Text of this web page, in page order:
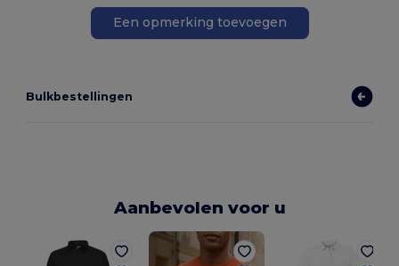
Een opmerking toevoegen
Bulkbestellingen
Aanbevolen voor u